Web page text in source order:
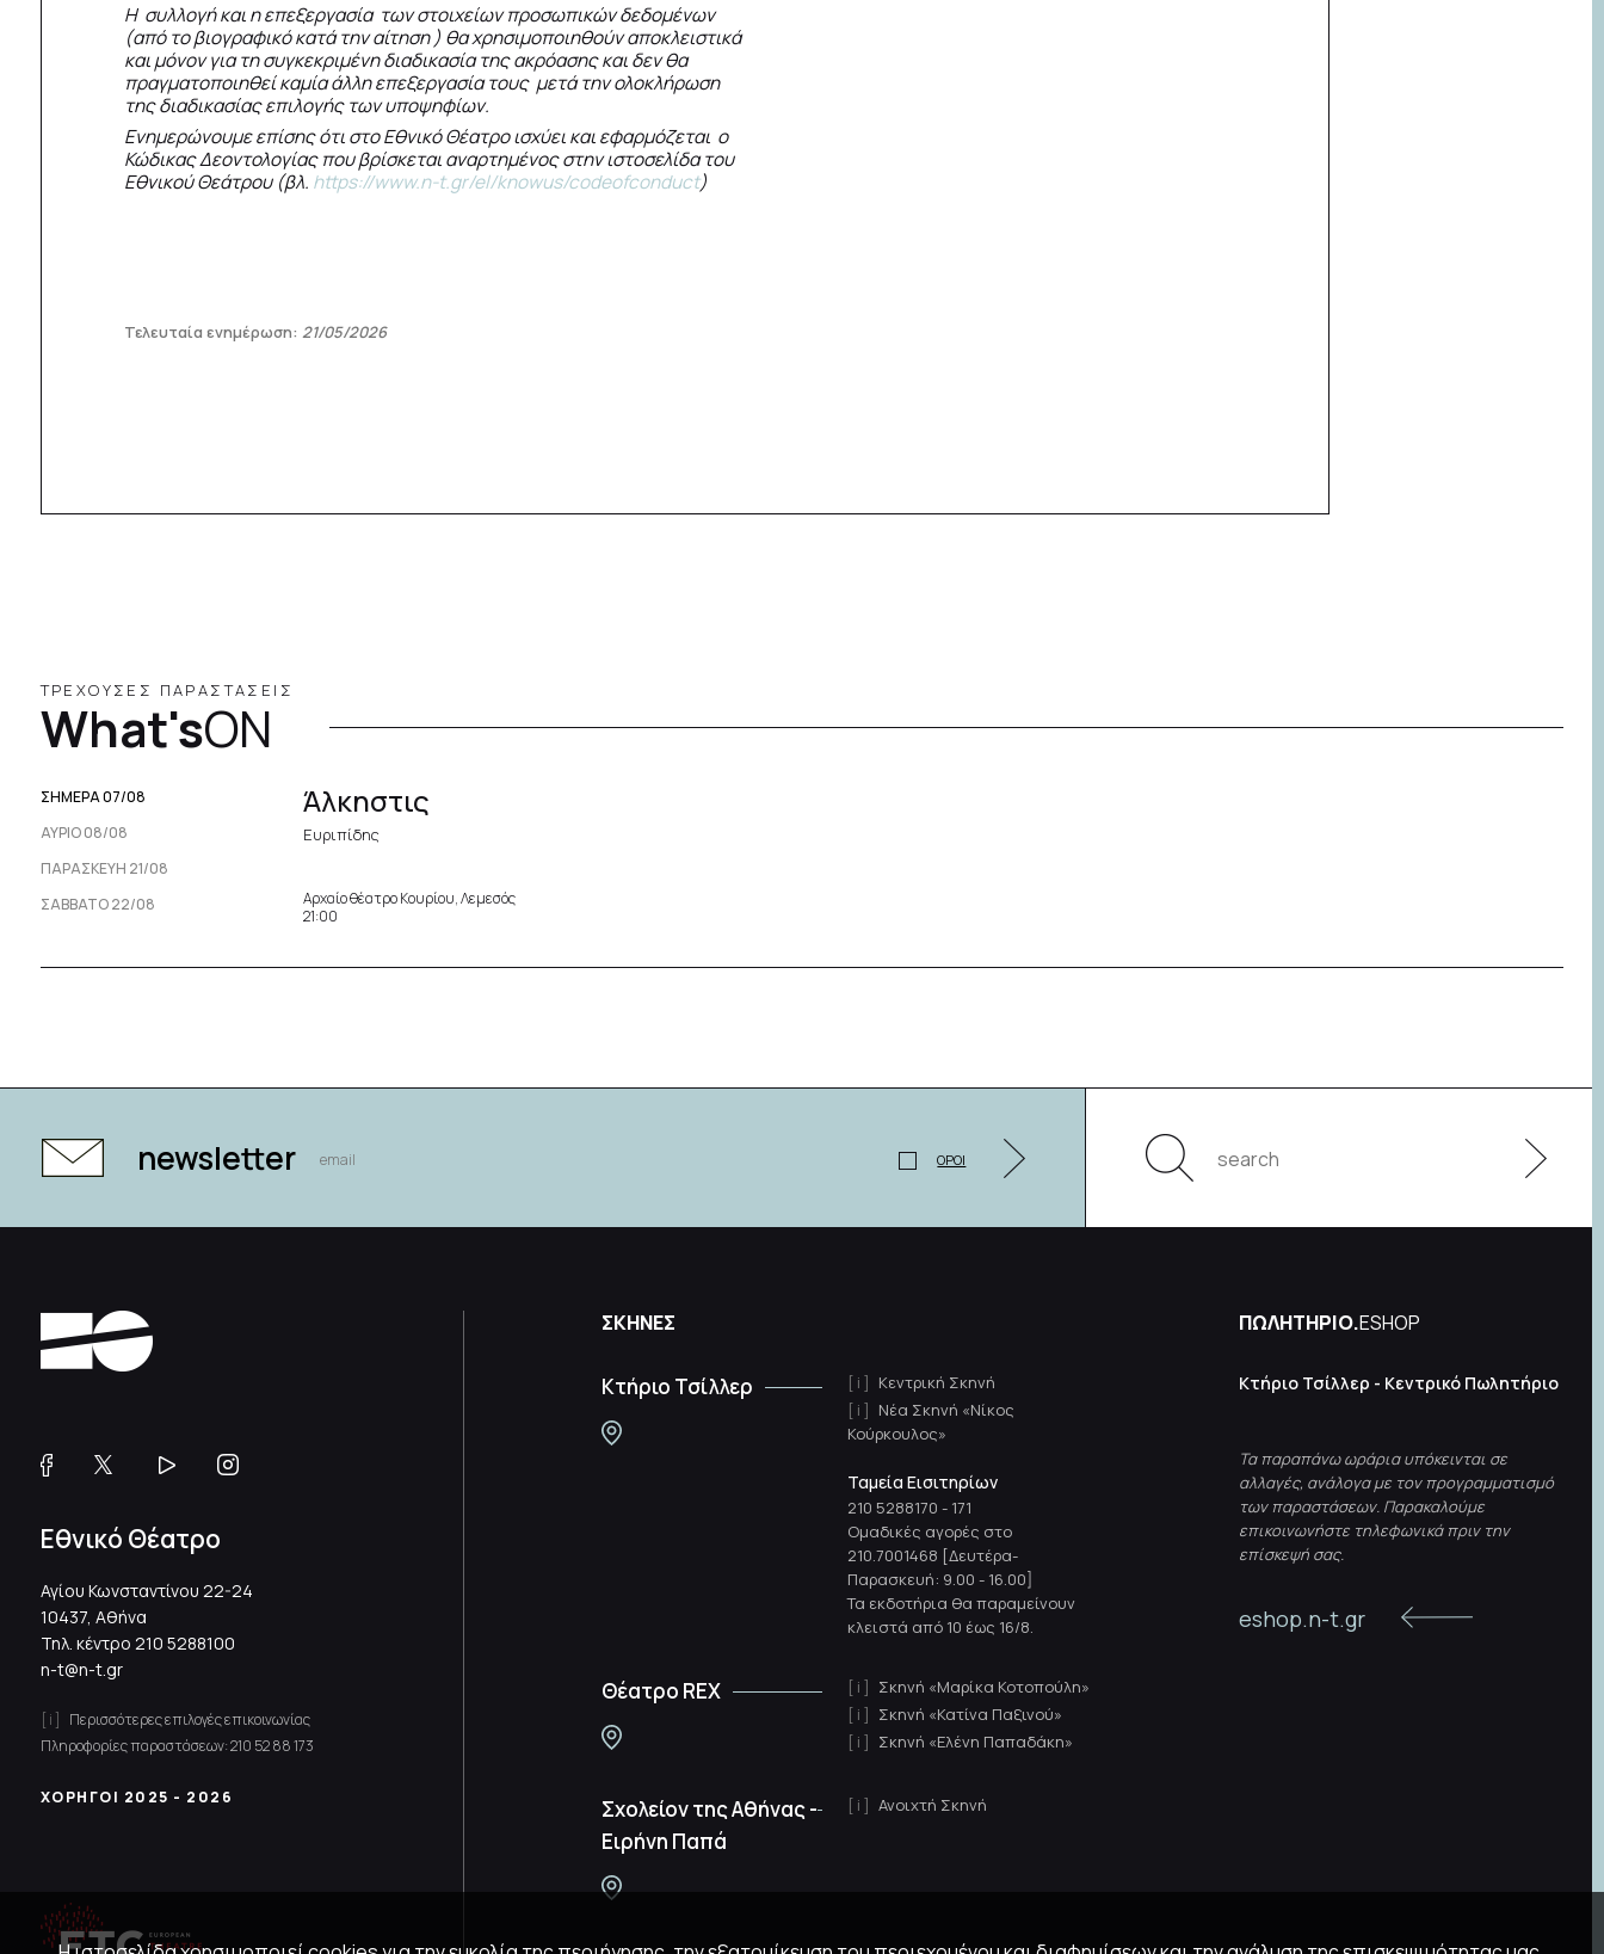
Η συλλογή και η επεξεργασία των στοιχείων προσωπικών δεδομένων
(από το βιογραφικό κατά την αίτηση ) θα χρησιμοποιηθούν αποκλειστικά
και μόνον για τη συγκεκριμένη διαδικασία της ακρόασης και δεν θα
πραγματοποιηθεί καμία άλλη επεξεργασία τους μετά την ολοκλήρωση
της διαδικασίας επιλογής των υποψηφίων.
Ενημερώνουμε επίσης ότι στο Εθνικό Θέατρο ισχύει και εφαρμόζεται ο
Κώδικας Δεοντολογίας που βρίσκεται αναρτημένος στην ιστοσελίδα του
Εθνικού Θεάτρου (βλ. https://www.n-t.gr/el/knowus/codeofconduct)
Τελευταία ενημέρωση: 21/05/2026
ΤΡΕΧΟΥΣΕΣ ΠΑΡΑΣΤΑΣΕΙΣ
What'sON
ΣΗΜΕΡΑ 07/08
ΑΥΡΙΟ 08/08
ΠΑΡΑΣΚΕΥΉ 21/08
ΣΆΒΒΑΤΟ 22/08
Άλκηστις
Ευριπίδης
Αρχαίο θέατρο Κουρίου, Λεμεσός
21:00
newsletter ΟΡΟΙ
ΣΚΗΝΕΣ
Κτήριο Τσίλλερ
Κεντρική Σκηνή
Νέα Σκηνή «Νίκος
Κούρκουλος»
Ταμεία Εισιτηρίων
210 5288170 - 171
Ομαδικές αγορές στο
210.7001468 [Δευτέρα-
Παρασκευή: 9.00 - 16.00]
Τα εκδοτήρια θα παραμείνουν
κλειστά από 10 έως 16/8.
Θέατρο REX
Σκηνή «Μαρίκα Κοτοπούλη»
Σκηνή «Κατίνα Παξινού»
Σκηνή «Ελένη Παπαδάκη»
Σχολείον της Αθήνας -
Ειρήνη Παπά
Ανοιχτή Σκηνή
ΠΩΛΗΤΗΡΙΟ.ESHOP
Κτήριο Τσίλλερ - Κεντρικό Πωλητήριο
Τα παραπάνω ωράρια υπόκεινται σε
αλλαγές, ανάλογα με τον προγραμματισμό
των παραστάσεων. Παρακαλούμε
επικοινωνήστε τηλεφωνικά πριν την
επίσκεψή σας.
eshop.n-t.gr
Εθνικό Θέατρο
Αγίου Κωνσταντίνου 22-24
10437, Αθήνα
Τηλ. κέντρο 210 5288100
n-t@n-t.gr
Περισσότερες επιλογές επικοινωνίας
Πληροφορίες παραστάσεων:210 52 88 173
ΧΟΡΗΓΟΙ 2025 - 2026